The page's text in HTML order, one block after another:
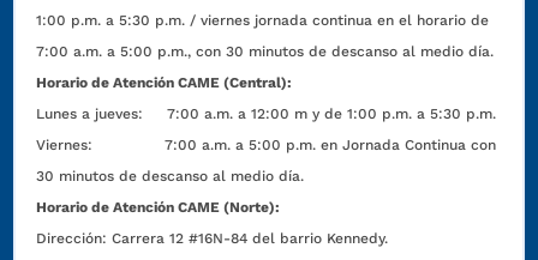
1:00 p.m. a 5:30 p.m. / viernes jornada continua en el horario de
7:00 a.m. a 5:00 p.m., con 30 minutos de descanso al medio día.
Horario de Atención CAME (Central):
Lunes a jueves: 7:00 a.m. a 12:00 m y de 1:00 p.m. a 5:30 p.m.
Viernes: 7:00 a.m. a 5:00 p.m. en Jornada Continua con
30 minutos de descanso al medio día.
Horario de Atención CAME (Norte):
Dirección:Carrera 12 #16N-84 del barrio Kennedy.